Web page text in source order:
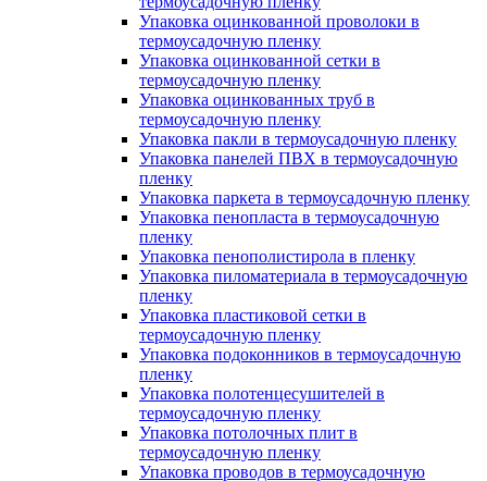
Упаковка оцинкованной проволоки в
термоусадочную пленку
Упаковка оцинкованной сетки в
термоусадочную пленку
Упаковка оцинкованных труб в
термоусадочную пленку
Упаковка пакли в термоусадочную пленку
Упаковка панелей ПВХ в термоусадочную
пленку
Упаковка паркета в термоусадочную пленку
Упаковка пенопласта в термоусадочную
пленку
Упаковка пенополистирола в пленку
Упаковка пиломатериала в термоусадочную
пленку
Упаковка пластиковой сетки в
термоусадочную пленку
Упаковка подоконников в термоусадочную
пленку
Упаковка полотенцесушителей в
термоусадочную пленку
Упаковка потолочных плит в
термоусадочную пленку
Упаковка проводов в термоусадочную